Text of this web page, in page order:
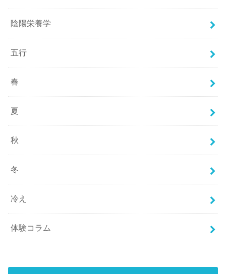
陰陽栄養学
五行
春
夏
秋
冬
冷え
体験コラム